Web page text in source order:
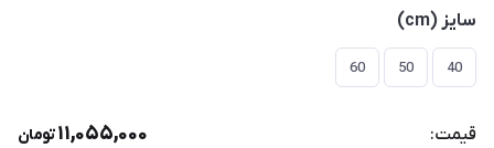
سایز (cm)
40
50
60
قیمت: 11,055,000تومان